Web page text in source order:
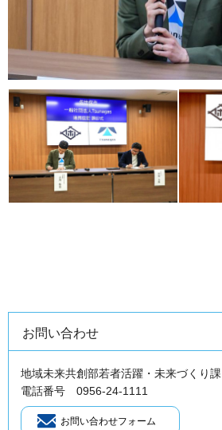
お問い合わせ
地域未来共創部若者活躍・未来づくり課
電話番号 0956-24-1111